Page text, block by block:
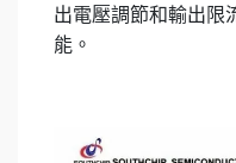
出電壓調節和輸出限
能。